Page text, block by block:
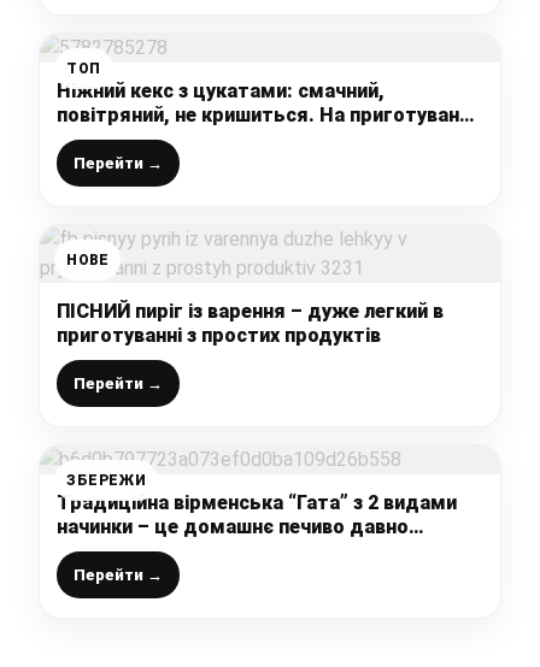
ТОП
Ніжний кекс з цукатами: смачний,
повітряний, не кришиться. На приготування
трачу 10 хвилин все інше зробить духовка!
Перейти →
НОВЕ
ПІСНИЙ пиріг із варення – дуже легкий в
приготуванні з простих продуктів
Перейти →
ЗБЕРЕЖИ
Традиційна вірменська “Гата” з 2 видами
начинки – це домашнє печиво давно
полюбилось нашою сім’єю і стало
улюбленою випічкою до чаю
Перейти →